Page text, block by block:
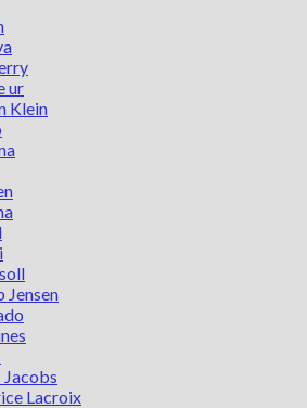
ur
Klein
Jensen
Lacroix